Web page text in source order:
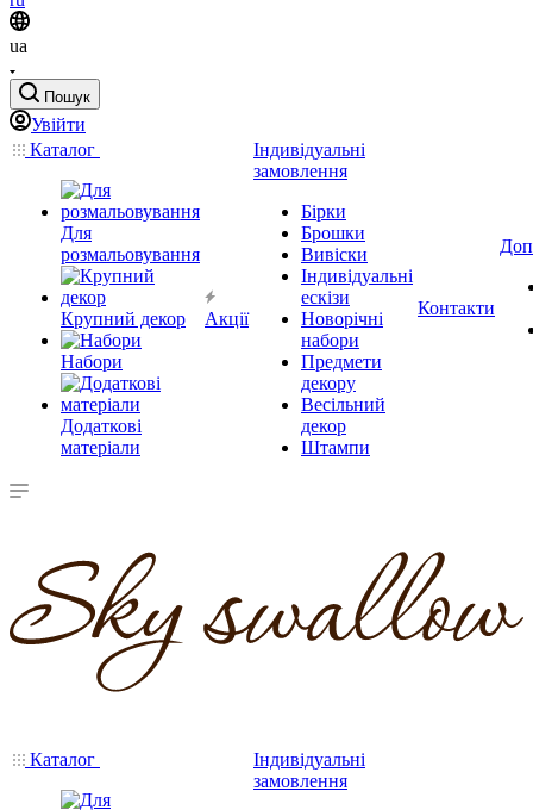
ua
Пошук
Увійти
Каталог
Для
розмальовування
Крупний декор
Набори
Додаткові
матеріали
Акції
Індивідуальні
замовлення
Бірки
Брошки
Вивіски
Індивідуальні
ескізи
Новорічні
набори
Предмети
декору
Весільний
декор
Штампи
Контакти
Каталог
Індивідуальні
замовлення